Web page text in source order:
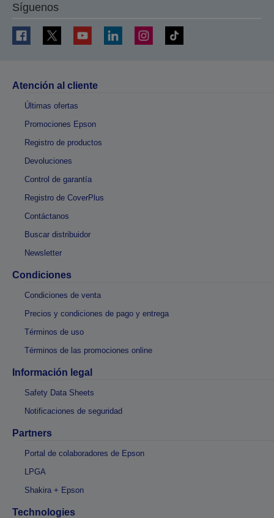
Síguenos
Atención al cliente
Últimas ofertas
Promociones Epson
Registro de productos
Devoluciones
Control de garantía
Registro de CoverPlus
Contáctanos
Buscar distribuidor
Newsletter
Condiciones
Condiciones de venta
Precios y condiciones de pago y entrega
Términos de uso
Términos de las promociones online
Información legal
Safety Data Sheets
Notificaciones de seguridad
Partners
Portal de colaboradores de Epson
LPGA
Shakira + Epson
Technologies